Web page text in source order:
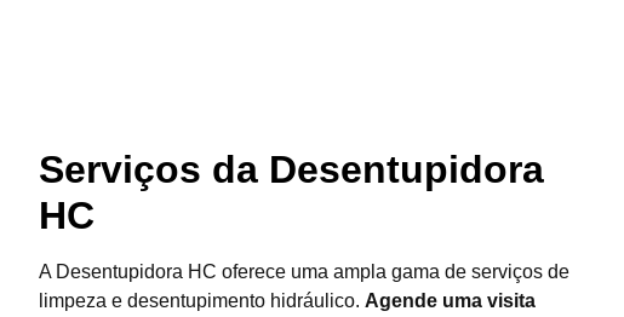
Serviços da Desentupidora
HC
A Desentupidora HC oferece uma ampla gama de serviços de
limpeza e desentupimento hidráulico. Agende uma visita